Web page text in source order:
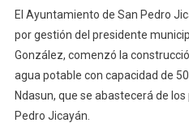
El Ayuntamiento de San Pedro
por gestión del presidente
González, comenzó la
agua potable con capacidad de
Ndasun, que se abastecerá de
Pedro Jicayán.